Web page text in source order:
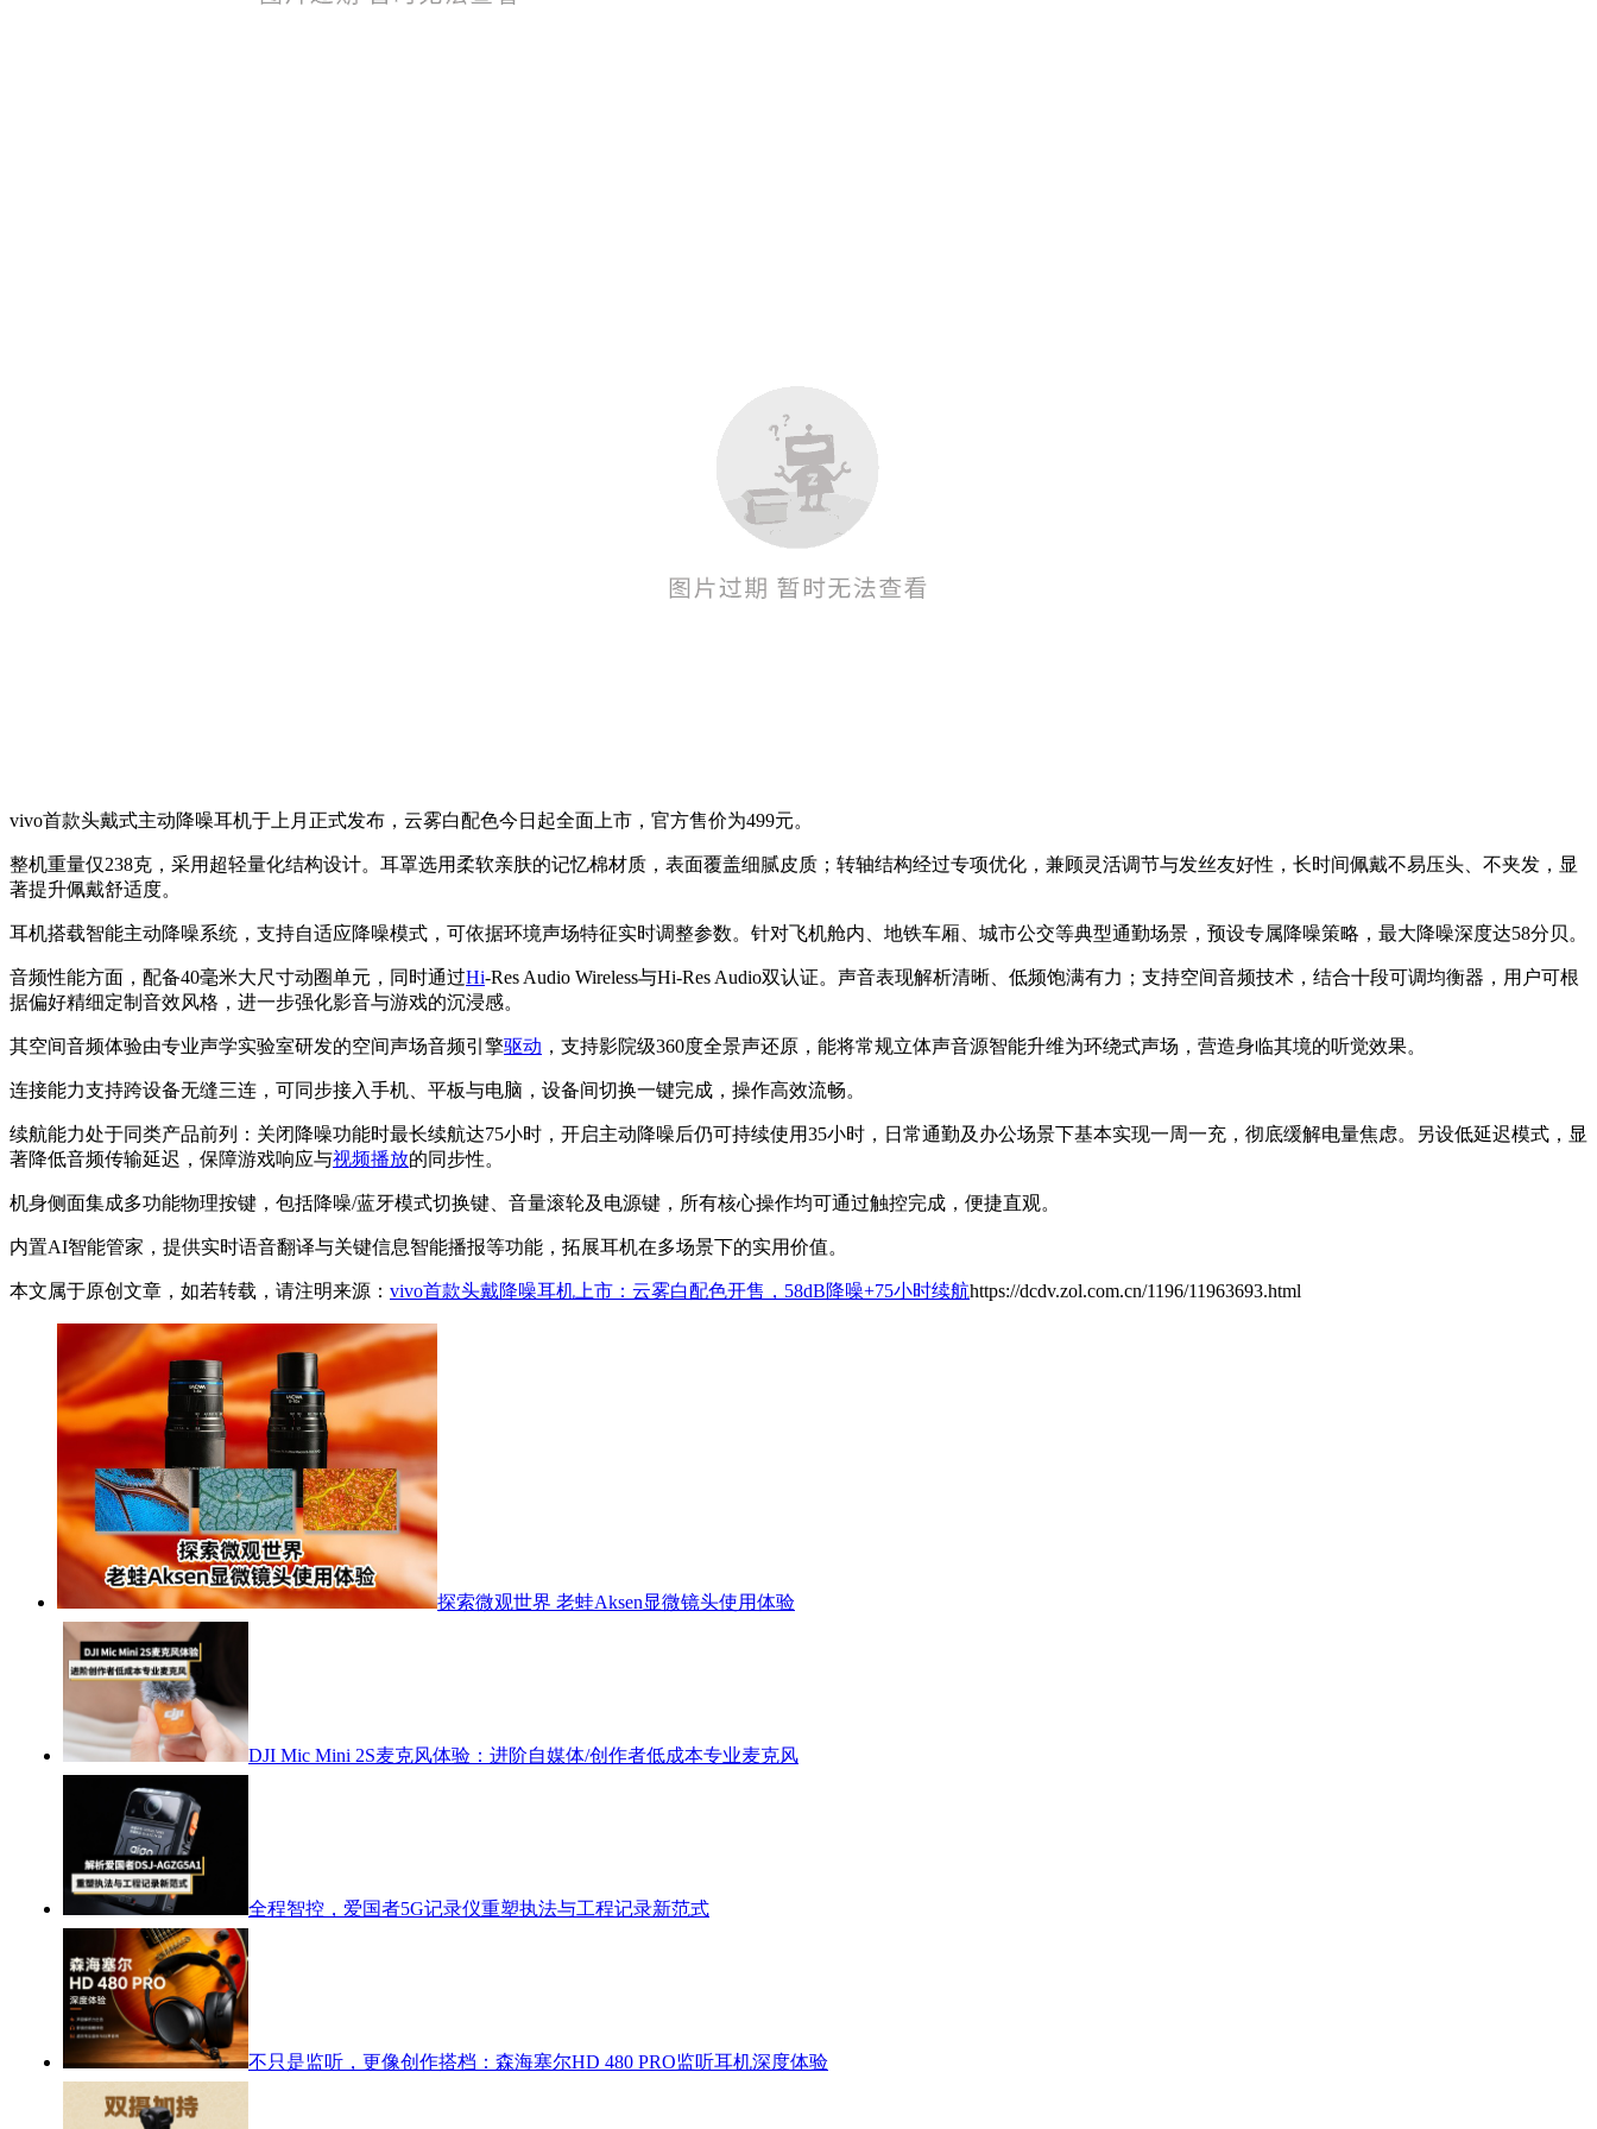
vivo首款头戴式主动降噪耳机于上月正式发布，云雾白配色今日起全面上市，官方售价为499元。
整机重量仅238克，采用超轻量化结构设计。耳罩选用柔软亲肤的记忆棉材质，表面覆盖细腻皮质；转轴结构经过专项优化，兼顾灵活调节与发丝友好性，长时间佩戴不易压头、不夹发，显
著提升佩戴舒适度。
耳机搭载智能主动降噪系统，支持自适应降噪模式，可依据环境声场特征实时调整参数。针对飞机舱内、地铁车厢、城市公交等典型通勤场景，预设专属降噪策略，最大降噪深度达58分贝。
音频性能方面，配备40毫米大尺寸动圈单元，同时通过Hi-Res Audio Wireless与Hi-Res Audio双认证。声音表现解析清晰、低频饱满有力；支持空间音频技术，结合十段可调均衡器，用户可根
据偏好精细定制音效风格，进一步强化影音与游戏的沉浸感。
其空间音频体验由专业声学实验室研发的空间声场音频引擎驱动 ，支持影院级360度全景声还原，能将常规立体声音源智能升维为环绕式声场，营造身临其境的听觉效果。
连接能力支持跨设备无缝三连，可同步接入手机、平板与电脑，设备间切换一键完成，操作高效流畅。
续航能力处于同类产品前列：关闭降噪功能时最长续航达75小时，开启主动降噪后仍可持续使用35小时，日常通勤及办公场景下基本实现一周一充，彻底缓解电量焦虑。另设低延迟模式，显
著降低音频传输延迟，保障游戏响应与视频播放的同步性。
机身侧面集成多功能物理按键，包括降噪/蓝牙模式切换键、音量滚轮及电源键，所有核心操作均可通过触控完成，便捷直观。
内置AI智能管家，提供实时语音翻译与关键信息智能播报等功能，拓展耳机在多场景下的实用价值。
本文属于原创文章，如若转载，请注明来源： vivo首款头戴降噪耳机上市：云雾白配色开售，58dB降噪+75小时续航https://dcdv.zol.com.cn/1196/11963693.html
探索微观世界 老蛙Aksen显微镜头使用体验
DJI Mic Mini 2S麦克风体验：进阶自媒体/创作者低成本专业麦克风
全程智控，爱国者5G记录仪重塑执法与工程记录新范式
不只是监听，更像创作搭档：森海塞尔HD 480 PRO监听耳机深度体验